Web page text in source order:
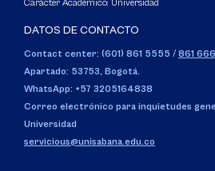
Carácter Académico: Universidad
DATOS DE CONTACTO
Contact center: (601) 861 5555 / 861
Apartado: 53753, Bogotá.
WhatsApp: +57 3205164838
Correo electrónico para inquietudes
Universidad
servicious@unisabana.edu.co